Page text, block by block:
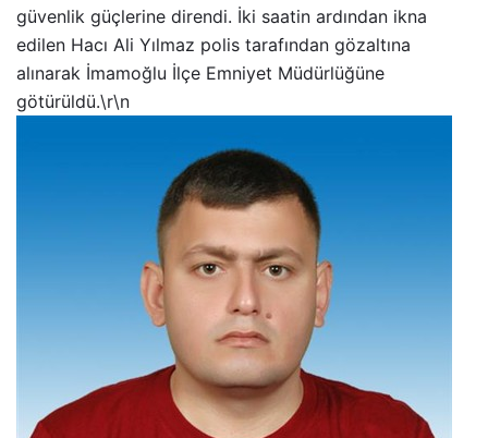
güvenlik güçlerine direndi. İki saatin ardından ikna
edilen Hacı Ali Yılmaz polis tarafından gözaltına
alınarak İmamoğlu İlçe Emniyet Müdürlüğüne
götürüldü.\r\n